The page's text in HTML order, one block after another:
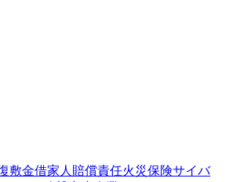
敷金借家人賠償責任火災保険サイバ